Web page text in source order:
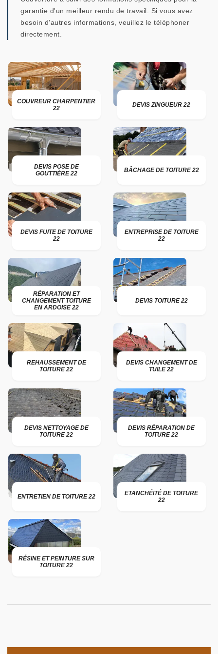
garantie d'un meilleur rendu de travail. Si vous avez
besoin d'autres informations, veuillez le téléphoner
directement.
COUVREUR CHARPENTIER
22
DEVIS ZINGUEUR 22
DEVIS POSE DE
GOUTTIÈRE 22
BÂCHAGE DE TOITURE 22
DEVIS FUITE DE TOITURE
22
ENTREPRISE DE TOITURE
22
RÉPARATION ET
CHANGEMENT TOITURE
EN ARDOISE 22
DEVIS TOITURE 22
REHAUSSEMENT DE
TOITURE 22
DEVIS CHANGEMENT DE
TUILE 22
DEVIS NETTOYAGE DE
TOITURE 22
DEVIS RÉPARATION DE
TOITURE 22
ENTRETIEN DE TOITURE 22
ETANCHÉITÉ DE TOITURE
22
RÉSINE ET PEINTURE SUR
TOITURE 22